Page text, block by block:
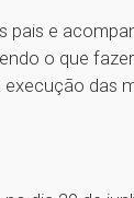
pais e
o que
das